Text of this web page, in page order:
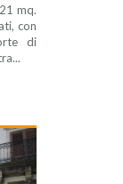
mq.
con
di